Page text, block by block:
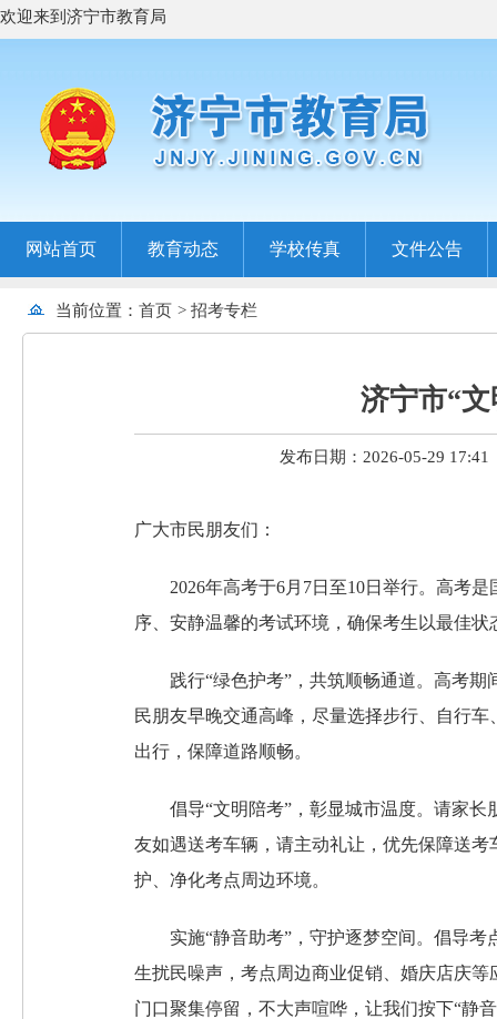
欢迎来到济宁市教育局
网站首页 教育动态 学校传真 文件公告
当前位置： 首页 > 招考专栏
济宁市“
发布日期：2026-05-29 17:41
广大市民朋友们：
2026年高考于6月7日至10日举行。高考
序、安静温馨的考试环境，确保考生以最佳
践行“绿色护考”，共筑顺畅通道。高考
民朋友早晚交通高峰，尽量选择步行、自行
出行，保障道路顺畅。
倡导“文明陪考”，彰显城市温度。请家
友如遇送考车辆，请主动礼让，优先保障送
护、净化考点周边环境。
实施“静音助考”，守护逐梦空间。倡导
生扰民噪声，考点周边商业促销、婚庆店庆
门口聚集停留，不大声喧哗，让我们按下“静